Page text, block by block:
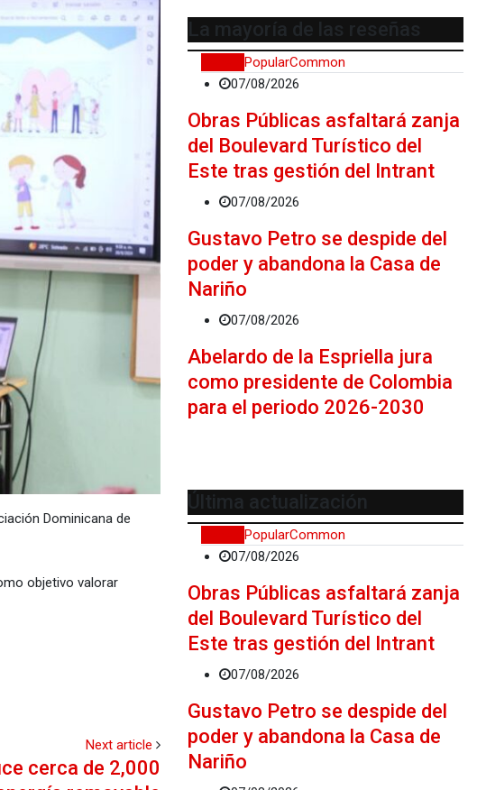
Dominicana de
objetivo valorar
Next article
cerca de 2,000
La mayoría de las reseñas
PopularCommon
07/08/2026
Obras Públicas asfaltará zanja
del Boulevard Turístico del
Este tras gestión del Intrant
07/08/2026
Gustavo Petro se despide del
poder y abandona la Casa de
Nariño
07/08/2026
Abelardo de la Espriella jura
como presidente de Colombia
para el periodo 2026-2030
Última actualización
PopularCommon
07/08/2026
Obras Públicas asfaltará zanja
del Boulevard Turístico del
Este tras gestión del Intrant
07/08/2026
Gustavo Petro se despide del
poder y abandona la Casa de
Nariño